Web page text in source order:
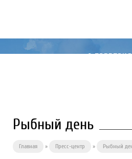
О
Рыбный день
Главная » Пресс-центр » Рыбный